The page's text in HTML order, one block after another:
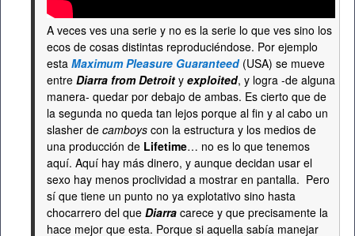
A veces ves una serie y no es la serie lo que ves sino los
ecos de cosas distintas reproduciéndose. Por ejemplo
esta Maximum Pleasure Guaranteed(USA) se mueve
entre Diarra from Detroit y exploited, y logra -de alguna
manera- quedar por debajo de ambas. Es cierto que de
la segunda no queda tan lejos porque al fin y al cabo un
slasher de camboys con la estructura y los medios de
una producción de Lifetime… no es lo que tenemos
aquí. Aquí hay más dinero, y aunque decidan usar el
sexo hay menos proclividad a mostrar en pantalla. Pero
sí que tiene un punto no ya explotativo sino hasta
chocarrero del que Diarra carece y que precisamente la
hace mejor que esta. Porque si aquella sabía manejar